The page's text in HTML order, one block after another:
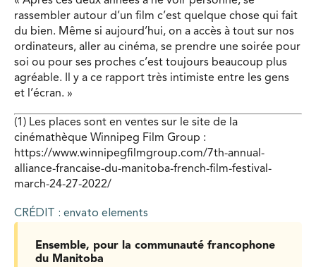
rassembler autour d’un film c’est quelque chose qui fait
du bien. Même si aujourd’hui, on a accès à tout sur nos
ordinateurs, aller au cinéma, se prendre une soirée pour
soi ou pour ses proches c’est toujours beaucoup plus
agréable. Il y a ce rapport très intimiste entre les gens
et l’écran. »
(1) Les places sont en ventes sur le site de la
cinémathèque Winnipeg Film Group :
https://www.winnipegfilmgroup.com/7th-annual-
alliance-francaise-du-manitoba-french-film-festival-
march-24-27-2022/
CRÉDIT : envato elements
Ensemble, pour la communauté francophone
du Manitoba